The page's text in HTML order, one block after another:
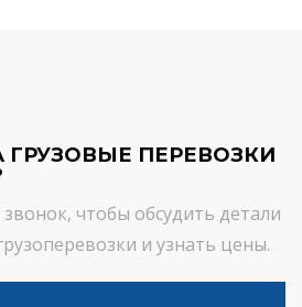
ГРУЗОВЫЕ ПЕРЕВОЗКИ
чтобы обсудить детали
и узнать цены.